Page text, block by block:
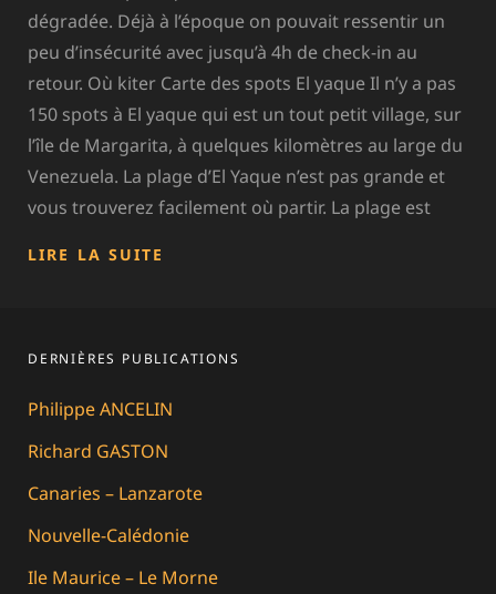
dégradée. Déjà à l’époque on pouvait ressentir un
peu d’insécurité avec jusqu’à 4h de check-in au
retour. Où kiter Carte des spots El yaque Il n’y a pas
150 spots à El yaque qui est un tout petit village, sur
l’île de Margarita, à quelques kilomètres au large du
Venezuela. La plage d’El Yaque n’est pas grande et
vous trouverez facilement où partir. La plage est
LIRE LA SUITE
EL
DERNIÈRES PUBLICATIONS
Philippe ANCELIN
Richard GASTON
Canaries – Lanzarote
Nouvelle-Calédonie
Ile Maurice – Le Morne